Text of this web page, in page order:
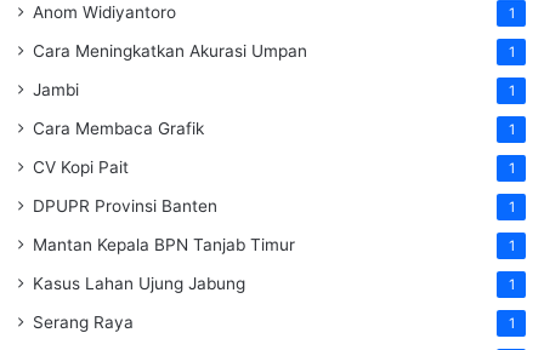
Anom Widiyantoro 1
Cara Meningkatkan Akurasi Umpan 1
Jambi 1
Cara Membaca Grafik 1
CV Kopi Pait 1
DPUPR Provinsi Banten 1
Mantan Kepala BPN Tanjab Timur 1
Kasus Lahan Ujung Jabung 1
Serang Raya 1